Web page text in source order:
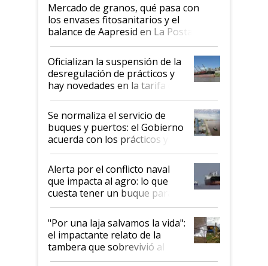
Mercado de granos, qué pasa con
los envases fitosanitarios y el
balance de Aapresid en La Posta
Oficializan la suspensión de la
desregulación de prácticos y
hay novedades en la tarifa de
la hidrovía
Se normaliza el servicio de
buques y puertos: el Gobierno
acuerda con los prácticos y
suspende el decreto de
desregulación
Alerta por el conflicto naval
que impacta al agro: lo que
cuesta tener un buque parado
y el peligro de que Argentina
pase a ser "país sucio"
"Por una laja salvamos la vida":
el impactante relato de la
tambera que sobrevivió al
tornado